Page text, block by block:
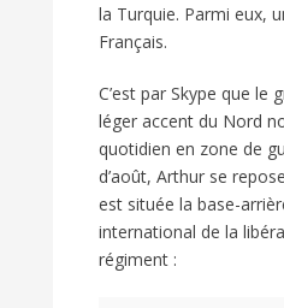
la Turquie. Parmi eux,
Français.
C’est par Skype que le
léger accent du Nord
quotidien en zone de
d’août, Arthur se
est située la base-
international de la
régiment :